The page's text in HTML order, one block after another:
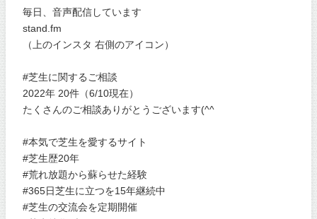
毎日、音声配信しています
stand.fm
（上のインスタ 右側のアイコン）
#芝生に関するご相談
2022年 20件（6/10現在）
たくさんのご相談ありがとうございます(^^
#本気で芝生を愛するサイト
#芝生歴20年
#荒れ放題から蘇らせた経験
#365日芝生に立つを15年継続中
#芝生の交流会を定期開催